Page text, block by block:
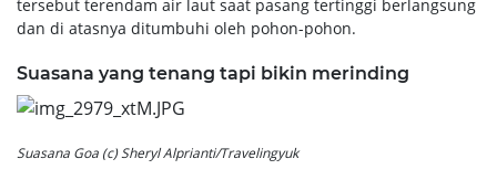
tersebut terendam air laut saat pasang tertinggi berlangsung
dan di atasnya ditumbuhi oleh pohon-pohon.
Suasana yang tenang tapi bikin merinding
Suasana Goa (c) Sheryl Alprianti/Travelingyuk